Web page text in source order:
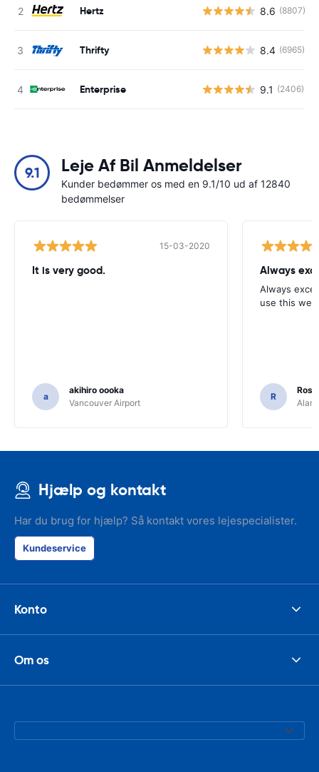
Hertz 8.6 (8807)
Thrifty 8.4 (6965)
Enterprise 9.1 (2406)
9.1 Leje Af Bil Anmeldelser
Kunder bedømmer os med en 9.1/10 ud af 12840
bedømmelser
15-03-2020
It is very good.
a
akihiro oooka
Vancouver Airport
Always
Always
use this
R
Hjælp og kontakt
Har du brug for hjælp? Så kontakt vores lejespecialister.
Kundeservice
Konto
Om os